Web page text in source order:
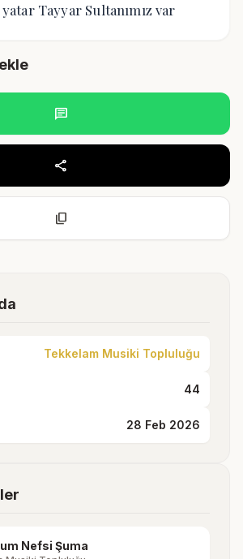
Tayyar Sultanımız var
chat
share
content_copy
Tekkelam Musiki Topluluğu
44
28 Feb 2026
Nefsi Şuma